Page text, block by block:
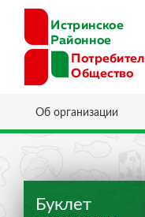
Об организации
Буклет